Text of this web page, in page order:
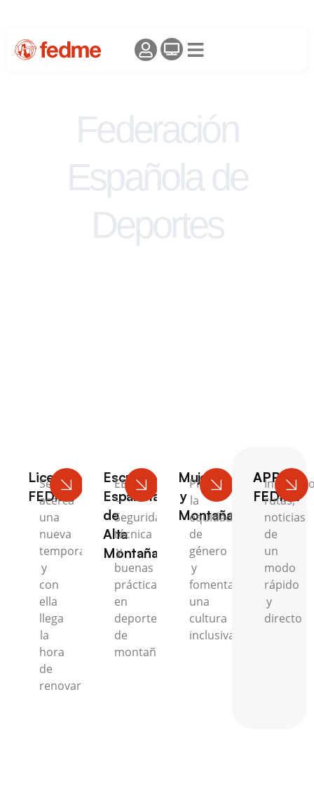
Federación
Española de
Deportes
Licencia
FEDME
Se
acerca
una
nueva
temporada
y
con
ella
llega
la
hora
de
renovar.
Escuela
Española
de
Alta
Montaña
EEAM
–
Seguridad,
técnica
y
buenas
prácticas
en
deportes
de
montaña.
Mujer
y
Montaña
Promovemos
la
equidad
de
género
y
fomentamos
una
cultura
inclusiva.
APP
FEDME
rutas,
noticias
de
un
modo
rápido
y
directo